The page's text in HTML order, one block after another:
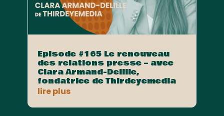
Episode #165 Le renouveau
des relations presse – avec
Clara Armand-Delille,
fondatrice de Thirdeyemedia
lire plus